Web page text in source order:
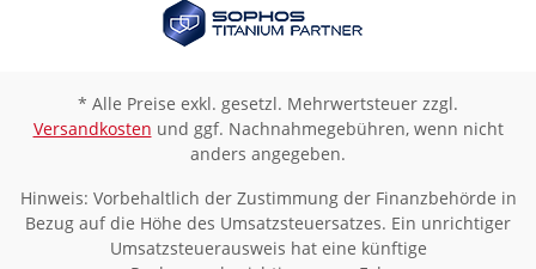
* Alle Preise exkl. gesetzl. Mehrwertsteuer zzgl.
Versandkosten und ggf. Nachnahmegebühren, wenn nicht
anders angegeben.
Hinweis: Vorbehaltlich der Zustimmung der Finanzbehörde in
Bezug auf die Höhe des Umsatzsteuersatzes. Ein unrichtiger
Umsatzsteuerausweis hat eine künftige